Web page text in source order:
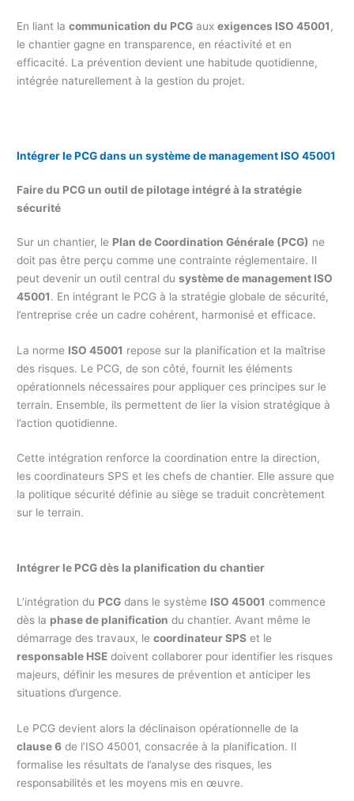
En liant lacommunication du PCG auxexigences ISO 45001 ,
le chantier gagne en transparence, en réactivité et en
efficacité. La prévention devient une habitude quotidienne,
intégrée naturellement à la gestion du projet.
Intégrer le PCG dans un système de management ISO 45001
Faire du PCG un outil de pilotage intégré à la stratégie
sécurité
Sur un chantier, le Plan de Coordination Générale (PCG) ne
doit pas être perçu comme une contrainte réglementaire. Il
peut devenir un outil central dusystème de management ISO
45001. En intégrant le PCG à la stratégie globale de sécurité,
l’entreprise crée un cadre cohérent, harmonisé et efficace.
La norme ISO 45001 repose sur la planification et la maîtrise
des risques. Le PCG, de son côté, fournit les éléments
opérationnels nécessaires pour appliquer ces principes sur le
terrain. Ensemble, ils permettent de lier la vision stratégique à
l’action quotidienne.
Cette intégration renforce la coordination entre la direction,
les coordinateurs SPS et les chefs de chantier. Elle assure que
la politique sécurité définie au siège se traduit concrètement
sur le terrain.
Intégrer le PCG dès la planification du chantier
L’intégration du PCG dans le système ISO 45001 commence
dès la phase de planification du chantier. Avant même le
démarrage des travaux, lecoordinateur SPS et le
responsable HSE doivent collaborer pour identifier les risques
majeurs, définir les mesures de prévention et anticiper les
situations d’urgence.
Le PCG devient alors la déclinaison opérationnelle de la
clause 6 de l’ISO 45001, consacrée à la planification. Il
formalise les résultats de l’analyse des risques, les
responsabilités et les moyens mis en œuvre.